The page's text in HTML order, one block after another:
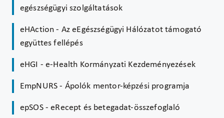
egészségügyi szolgáltatások
eHAction - Az eEgészségügyi Hálózatot támogató
együttes fellépés
eHGI - e-Health Kormányzati Kezdeményezések
EmpNURS - Ápolók mentor-képzési programja
epSOS - eRecept és betegadat-összefoglaló